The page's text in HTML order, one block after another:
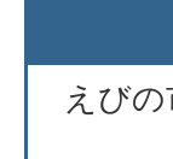
えび